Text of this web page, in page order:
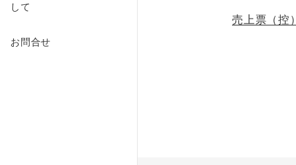
して
お問合せ
売上票（控